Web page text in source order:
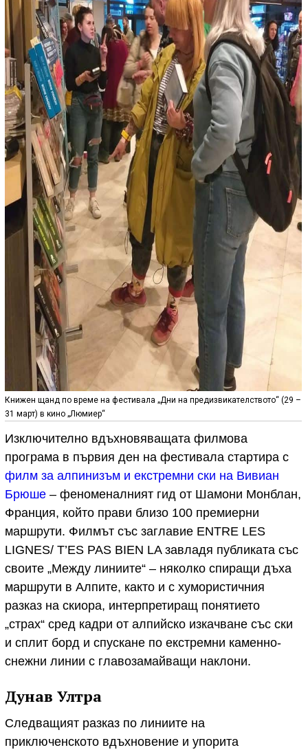
Книжен щанд по време на фестивала „Дни на предизвикателството“ (29 –
31 март) в кино „Люмиер“
Изключително вдъхновяващата филмова
програма в първия ден на фестивала стартира с
филм за алпинизъм и екстремни ски на Вивиан
Брюше – феноменалният гид от Шамони Монблан,
Франция, който прави близо 100 премиерни
маршрути. Филмът със заглавие ENTRE LES
LIGNES/ T’ES PAS BIEN LA завладя публиката със
своите „Между линиите“ – няколко спиращи дъха
маршрути в Алпите, както и с хумористичния
разказ на скиора, интерпретиращ понятието
„страх“ сред кадри от алпийско изкачване със ски
и сплит борд и спускане по екстремни каменно-
снежни линии с главозамайващи наклони.
Дунав Ултра
Следващият разказ по линиите на
приключенското вдъхновение и упорита